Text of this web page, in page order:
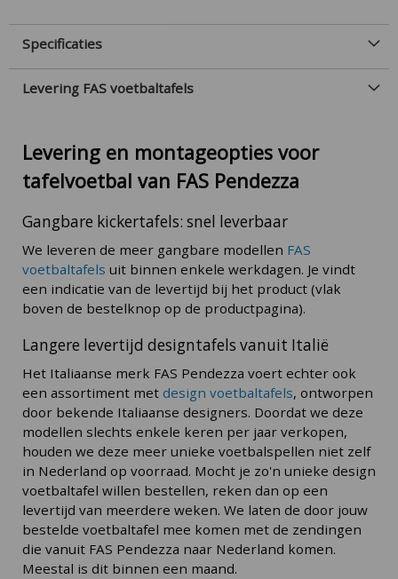
Specificaties
Levering FAS voetbaltafels
Levering en montageopties voor
tafelvoetbal van FAS Pendezza
Gangbare kickertafels: snel leverbaar
We leveren de meer gangbare modellen FAS
voetbaltafels uit binnen enkele werkdagen. Je vindt
een indicatie van de levertijd bij het product (vlak
boven de bestelknop op de productpagina).
Langere levertijd designtafels vanuit Italië
Het Italiaanse merk FAS Pendezza voert echter ook
een assortiment met design voetbaltafels, ontworpen
door bekende Italiaanse designers. Doordat we deze
modellen slechts enkele keren per jaar verkopen,
houden we deze meer unieke voetbalspellen niet zelf
in Nederland op voorraad. Mocht je zo'n unieke design
voetbaltafel willen bestellen, reken dan op een
levertijd van meerdere weken. We laten de door jouw
bestelde voetbaltafel mee komen met de zendingen
die vanuit FAS Pendezza naar Nederland komen.
Meestal is dit binnen een maand.